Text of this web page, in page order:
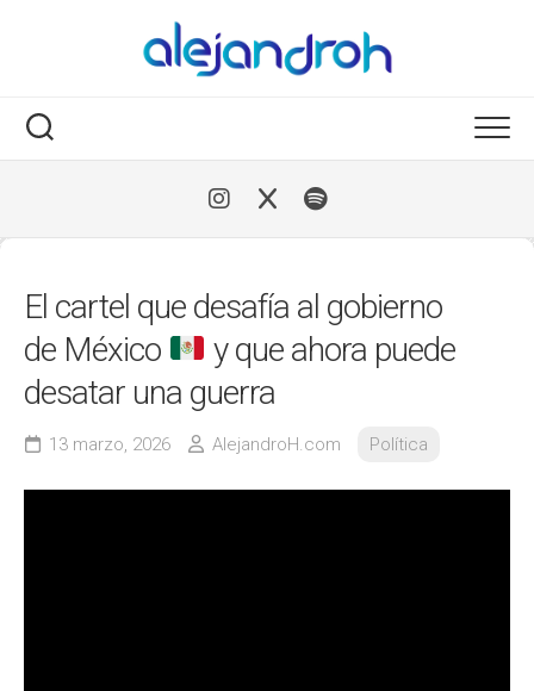
El cartel que desafía al gobierno
de México
y que ahora puede
desatar una guerra
13 marzo, 2026 AlejandroH.com Política